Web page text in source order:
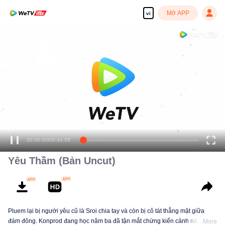
vi Mở APP
Yêu Thầm (Bản Uncut)
Pluem lại bị người yêu cũ là Sroi chia tay và còn bị cô tát thẳng mặt giữa
đám đông. Konprod đang học năm ba đã tận mắt chứng kiến cảnh này. Đây
More